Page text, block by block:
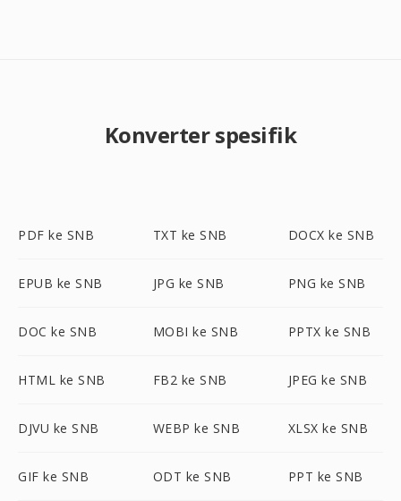
Konverter spesifik
PDF ke SNB TXT ke SNB DOCX ke SNB
EPUB ke SNB JPG ke SNB PNG ke SNB
DOC ke SNB MOBI ke SNB PPTX ke SNB
HTML ke SNB FB2 ke SNB JPEG ke SNB
DJVU ke SNB WEBP ke SNB XLSX ke SNB
GIF ke SNB ODT ke SNB PPT ke SNB